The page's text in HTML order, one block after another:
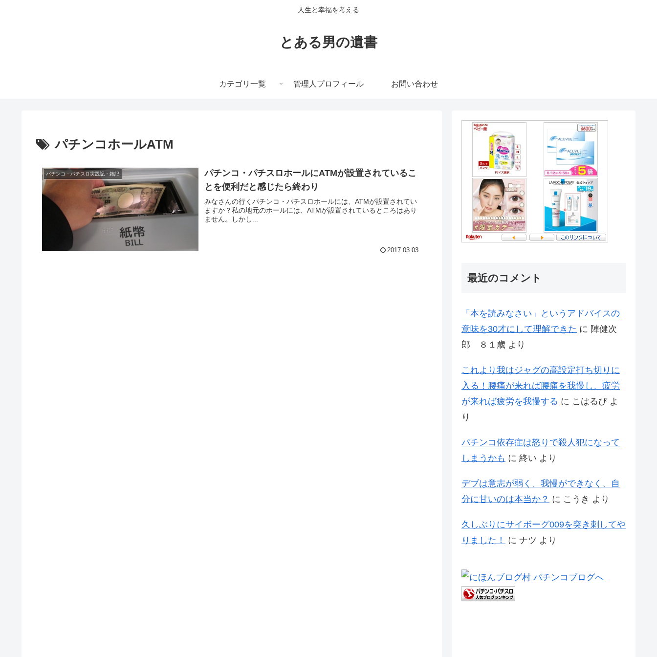
人生と幸福を考える
とある男の遺書
カテゴリ一覧 管理人プロフィール お問い合わせ
パチンコホールATM
パチンコ・パチスロ実践記・雑記
パチンコ・パチスロホールにATMが設置されているこ
とを便利だと感じたら終わり
みなさんの行くパチンコ・パチスロホールには、ATMが設置されてい
ますか？私の地元のホールには、ATMが設置されているところはあり
ません。しかし...
2017.03.03
最近のコメント
「本を読みなさい」というアドバイスの
意味を30才にして理解できた に 陣健次
郎 ８１歳 より
これより我はジャグの高設定打ち切りに
入る！腰痛が来れば腰痛を我慢し、疲労
が来れば疲労を我慢する に こはるびよ
り
パチンコ依存症は怒りで殺人犯になって
しまうかも に 終い より
デブは意志が弱く、我慢ができなく、自
分に甘いのは本当か？ に こうき より
久しぶりにサイボーグ009を突き刺してや
りました！
に ナツ より